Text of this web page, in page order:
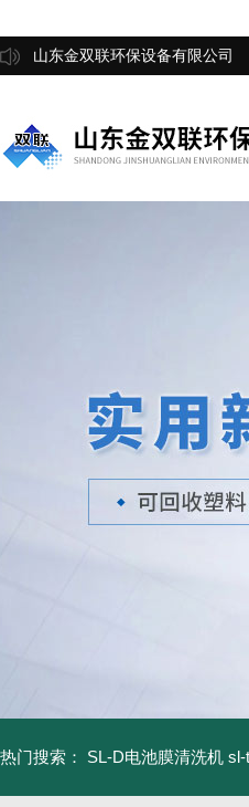
山东金双联环保设备有限公司
热门搜索： SL-D电池膜清洗机 sl-